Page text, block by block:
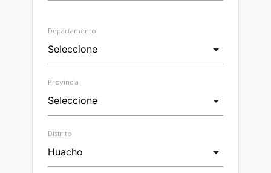
Departamento
Provincia
Distrito